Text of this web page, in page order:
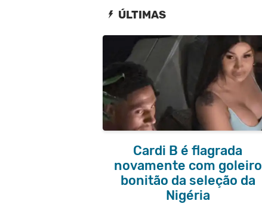
ÚLTIMAS
Cardi B é flagrada
novamente com goleiro
bonitão da seleção da
Nigéria